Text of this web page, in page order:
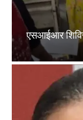
एसआईआर